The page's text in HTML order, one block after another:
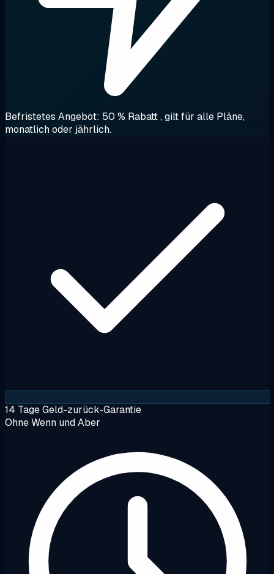
Befristetes Angebot: 50 % Rabatt, gilt für alle Pläne,
monatlich oder jährlich.
14 Tage Geld-zurück-Garantie
Ohne Wenn und Aber